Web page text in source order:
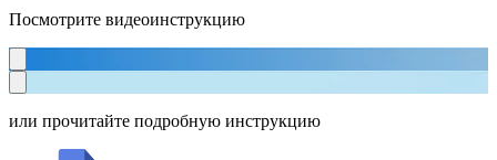
Посмотрите видеоинструкцию
или прочитайте подробную инструкцию